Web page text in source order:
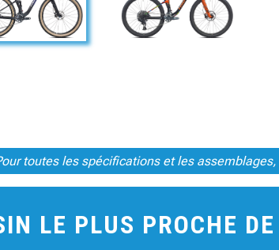
toutes les spécifications et les
LE PLUS PROCHE